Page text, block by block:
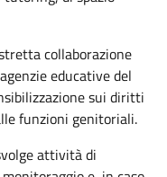
collaborazione
educative del
sui diritti
funzioni genitoriali.
attività di